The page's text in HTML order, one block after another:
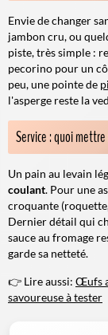
Envie de changer
jambon cru, ou
piste, très simple :
pecorino pour un
peu, une pointe de
l'asperge reste la
Service : quoi
Un pain au levain
coulant. Pour une
croquante
Dernier détail qui
sauce au fromage
garde sa netteté.
👉 Lire aussi: Œufs
savoureuse à tester